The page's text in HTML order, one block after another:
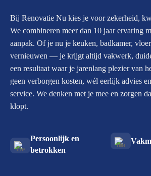
Bij Renovatie Nu kies je voor zekerheid,
We combineren meer dan 10 jaar ervaring
aanpak. Of je nu je keuken, badkamer,
vernieuwen — je krijgt altijd vakwerk,
een resultaat waar je jarenlang plezier van
geen verborgen kosten, wél eerlijk advies
service. We denken met je mee en zorgen
klopt.
Persoonlijk en
betrokken